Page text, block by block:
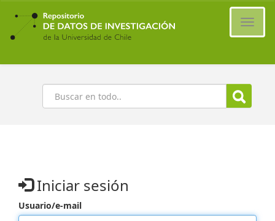
Ir
contenido
principal
Buscar
Iniciar sesión
Usuario/e-mail